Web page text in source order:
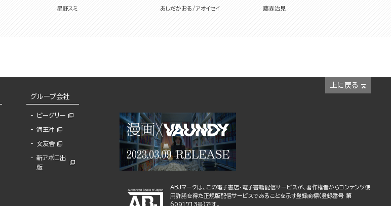
星野スミ あしだかおる アオイセイ 藤森治見
上に戻る
グループ会社
ビーグリー
海王社
文友舎
新アポロ出
版
ABJマークは、この電子書店・電子書籍配信サービスが、著作権者からコンテンツ使
用許諾を得た正規版配信サービスであることを示す登録商標(登録番号 第
6091713号)です。